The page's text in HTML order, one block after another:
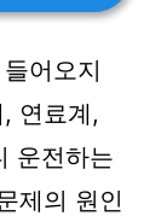
어오지
연료계,
운전하는
제의 원인